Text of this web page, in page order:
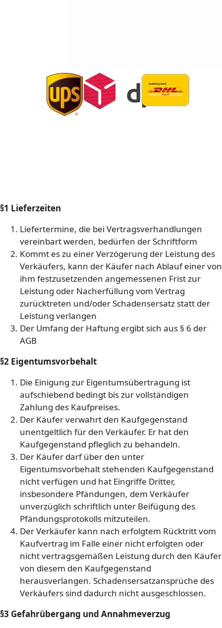
§1 Lieferzeiten
Liefertermine, die bei Vertragsverhandlungen
vereinbart werden, bedürfen der Schriftform
Kommt es zu einer Verzögerung der Leistung des
Verkäufers, kann der Käufer nach Ablauf einer von
ihm festzusetzenden angemessenen Frist zur
Leistung oder Nacherfüllung vom Vertrag
zurücktreten und/oder Schadensersatz statt der
Leistung verlangen
Der Umfang der Haftung ergibt sich aus § 6 der
AGB
§2 Eigentumsvorbehalt
Die Einigung zur Eigentumsübertragung ist
aufschiebend bedingt bis zur vollständigen
Zahlung des Kaufpreises.
Der Käufer verwahrt den Kaufgegenstand
unentgeltlich für den Verkäufer. Er hat den
Kaufgegenstand pfleglich zu behandeln.
Der Käufer darf über den unter
Eigentumsvorbehalt stehenden Kaufgegenstand
nicht verfügen und hat Eingriffe Dritter,
insbesondere Pfändungen, dem Verkäufer
unverzüglich schriftlich unter Beifügung des
Pfändungsprotokolls mitzuteilen.
Der Verkäufer kann nach erfolgtem Rücktritt vom
Kaufvertrag im Falle einer nicht erfolgten oder
nicht vertragsgemäßen Leistung durch den Käufer
von diesem den Kaufgegenstand
herausverlangen. Schadensersatzansprüche des
Verkäufers sind dadurch nicht ausgeschlossen.
§3 Gefahrübergang und Annahmeverzug